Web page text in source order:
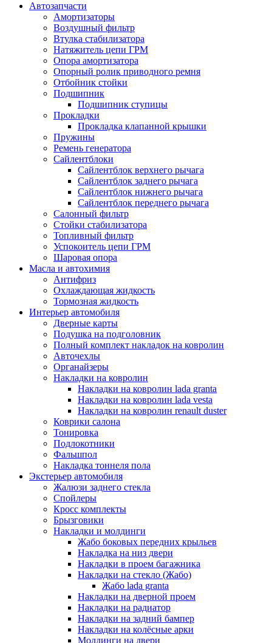
Автозапчасти
Амортизаторы
Воздушный фильтр
Втулка стабилизатора
Натяжитель цепи ГРМ
Опора амортизатора
Опорный ролик приводного ремня
Отбойник стойки
Подшипник
Подшипник ступицы
Прокладки
Прокладка клапанной крышки
Пружины
Ремень генератора
Сайлентблоки
Сайлентблок верхнего рычага
Сайлентблок заднего рычага
Сайлентблок нижнего рычага
Сайлентблок переднего рычага
Салонный фильтр
Стойки стабилизатора
Топливный фильтр
Успокоитель цепи ГРМ
Шаровая опора
Масла и автохимия
Антифриз
Охлаждающая жидкость
Тормозная жидкость
Интерьер автомобиля
Дверные карты
Подушка на подголовник
Полный комплект накладок на ковролин
Авточехлы
Органайзеры
Накладки на ковролин
Накладки на ковролин lada granta
Накладки на ковролин lada vesta
Накладки на ковролин renault duster
Коврики салона
Тонировка
Подлокотники
Фальшпол
Накладка тоннеля пола
Экстерьер автомобиля
Жалюзи заднего стекла
Спойлеры
Кросс комплекты
Брызговики
Накладки и молдинги
Жабо боковых передних крыльев
Накладка на низ двери
Накладки в проем багажника
Накладки на стекло (Жабо)
Жабо lada granta
Накладки на дверной проем
Накладки на радиатор
Накладки на задний бампер
Накладки на колёсные арки
Молдинги на двери